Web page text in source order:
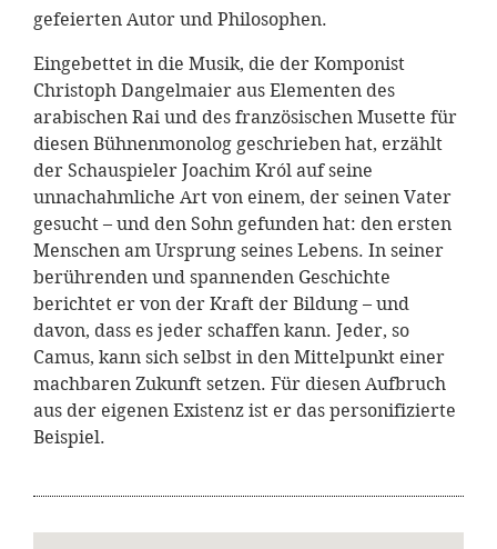
gefeierten Autor und Philosophen.
Eingebettet in die Musik, die der Komponist
Christoph Dangelmaier aus Elementen des
arabischen Rai und des französischen Musette für
diesen Bühnenmonolog geschrieben hat, erzählt
der Schauspieler Joachim Król auf seine
unnachahmliche Art von einem, der seinen Vater
gesucht – und den Sohn gefunden hat: den ersten
Menschen am Ursprung seines Lebens. In seiner
berührenden und spannenden Geschichte
berichtet er von der Kraft der Bildung – und
davon, dass es jeder schaffen kann. Jeder, so
Camus, kann sich selbst in den Mittelpunkt einer
machbaren Zukunft setzen. Für diesen Aufbruch
aus der eigenen Existenz ist er das personifizierte
Beispiel.